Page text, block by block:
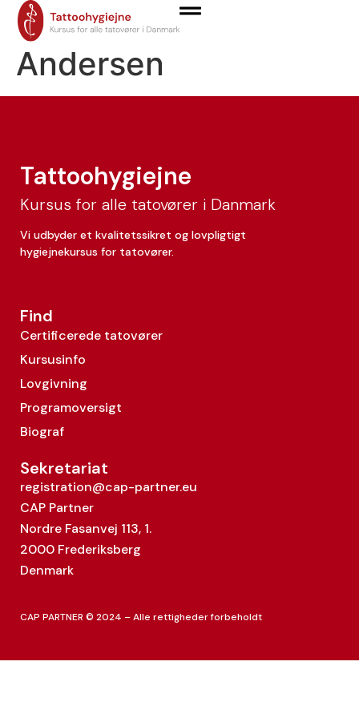
Paw Bagge
Andersen
Tattoohygiejne
Kursus for alle tatovører i Danmark
Vi udbyder et kvalitetssikret og lovpligtigt
hygiejnekursus for tatovører.
Find
Certificerede tatovører
Kursusinfo
Lovgivning
Programoversigt
Biograf
Sekretariat
registration@cap-partner.eu
CAP Partner
Nordre Fasanvej 113, 1.
2000 Frederiksberg
Denmark
CAP PARTNER © 2024 – Alle rettigheder forbeholdt